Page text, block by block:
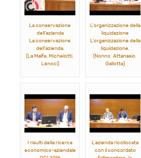
La conservazione
dell'azienda
La conservazione
dell'azienda.
(La Malfa, Michelotti,
Lenoci)
L'organizzazione della
liquidazione
L'organizzazione della
liquidazione.
(Nonno, Attanasio,
Gallotta)
I risulti della ricerca
economico-aziendale
L’azienda ricollocata
con il concordato